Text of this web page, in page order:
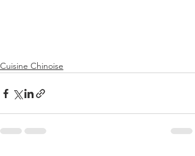
Cuisine Chinoise